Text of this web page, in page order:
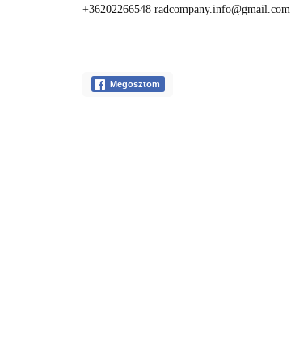
+36202266548 radcompany.info@gmail.com
Megosztom